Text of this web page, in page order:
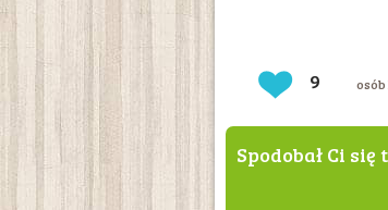
9 osób
Spodobał Ci